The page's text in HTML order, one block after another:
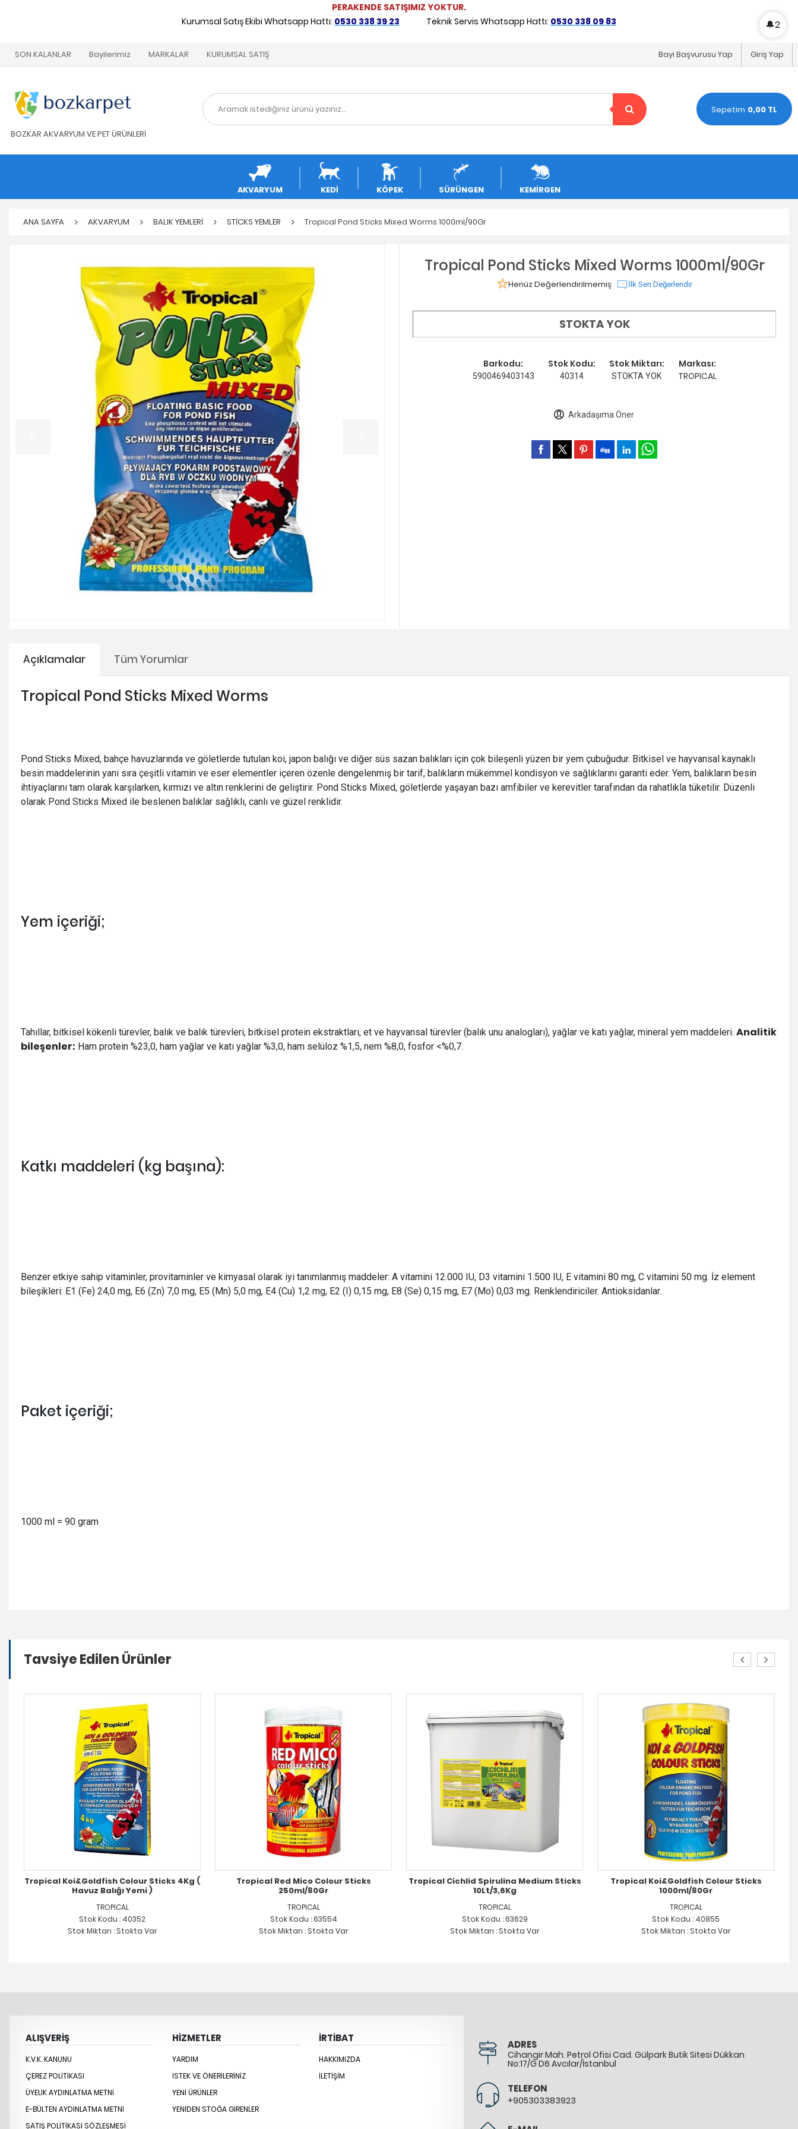
PERAKENDE SATIŞIMIZ YOKTUR.
Kurumsal Satış Ekibi Whatsapp Hattı: 0530 338 39 23 Teknik Servis Whatsapp Hattı: 0530 338 09 83
SON KALANLAR Bayilerimiz MARKALAR KURUMSAL SATIŞ Giriş Yap
Bayi Başvurusu Yap
BOZKAR AKVARYUM VE PET ÜRÜNLERİ
Sepetim 0,00 TL
AKVARYUM KEDİ KÖPEK SÜRÜNGEN KEMİRGEN
ANA SAYFA AKVARYUM BALIK YEMLERİ STİCKS YEMLER Tropical Pond Sticks Mixed Worms 1000ml/90Gr
Tropical Pond Sticks Mixed Worms 1000ml/90Gr
Henüz Değerlendirilmemiş İlk Sen Değerlendir
STOKTA YOK
Barkodu:
5900469403143
Stok Kodu:
40314
Stok Miktarı:
STOKTA YOK
Markası:
TROPICAL
Arkadaşıma Öner
Açıklamalar Tüm Yorumlar
Tropical Pond Sticks Mixed Worms
Pond Sticks Mixed, bahçe havuzlarında ve göletlerde tutulan koi, japon balığı ve diğer süs sazan balıkları için çok bileşenli yüzen bir yem çubuğudur. Bitkisel ve hayvansal kaynaklı
besin maddelerinin yanı sıra çeşitli vitamin ve eser elementler içeren özenle dengelenmiş bir tarif, balıkların mükemmel kondisyon ve sağlıklarını garanti eder. Yem, balıkların besin
ihtiyaçlarını tam olarak karşılarken, kırmızı ve altın renklerini de geliştirir. Pond Sticks Mixed, göletlerde yaşayan bazı amfibiler ve kerevitler tarafından da rahatlıkla tüketilir. Düzenli
olarak Pond Sticks Mixed ile beslenen balıklar sağlıklı, canlı ve güzel renklidir.
Yem içeriği;
Tahıllar, bitkisel kökenli türevler, balık ve balık türevleri, bitkisel protein ekstraktları, et ve hayvansal türevler (balık unu analogları), yağlar ve katı yağlar, mineral yem maddeleri. Analitik
bileşenler: Ham protein %23,0, ham yağlar ve katı yağlar %3,0, ham selüloz %1,5, nem %8,0, fosfor <%0,7.
Katkı maddeleri (kg başına):
Benzer etkiye sahip vitaminler, provitaminler ve kimyasal olarak iyi tanımlanmış maddeler: A vitamini 12.000 IU, D3 vitamini 1.500 IU, E vitamini 80 mg, C vitamini 50 mg. İz element
bileşikleri: E1 (Fe) 24,0 mg, E6 (Zn) 7,0 mg, E5 (Mn) 5,0 mg, E4 (Cu) 1,2 mg, E2 (I) 0,15 mg, E8 (Se) 0,15 mg, E7 (Mo) 0,03 mg. Renklendiriciler. Antioksidanlar.
Paket içeriği;
1000 ml = 90 gram
Tavsiye Edilen Ürünler
Tropical Koi&Goldfish Colour Sticks 4Kg (
Havuz Balığı Yemi )
TROPICAL
Stok Kodu : 40352
Stok Miktarı : Stokta Var
Tropical Red Mico Colour Sticks
250ml/80Gr
TROPICAL
Stok Kodu : 63554
Stok Miktarı : Stokta Var
Tropical Cichlid Spirulina Medium Sticks
10Lt/3,6Kg
TROPICAL
Stok Kodu : 63629
Stok Miktarı : Stokta Var
Tropical Koi&Goldfish Colour Sticks
1000ml/80Gr
TROPICAL
Stok Kodu : 40855
Stok Miktarı : Stokta Var
ALIŞVERİŞ
K.V.K. KANUNU
ÇEREZ POLITIKASI
ÜYELIK AYDINLATMA METNI
E-BÜLTEN AYDINLATMA METNI
SATIŞ POLITIKASI SÖZLEŞMESI
HİZMETLER
YARDIM
İSTEK VE ÖNERILERINIZ
YENİ ÜRÜNLER
YENİDEN STOĞA GİRENLER
İRTİBAT
HAKKIMIZDA
İLETIŞIM
ADRES
Cihangir Mah. Petrol Ofisi Cad. Gülpark Butik Sitesi Dükkan
No:17/G D6 Avcılar/İstanbul
TELEFON
+905303383923
🔔2